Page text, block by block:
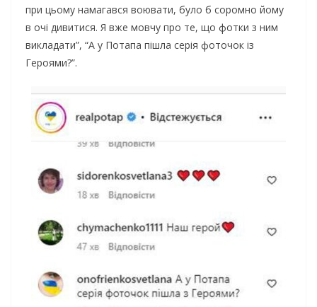
при цьому намагався воювати, було б соромно йому
в очі дивитися. Я вже мовчу про те, що фотки з ним
викладати”, “А у Потапа пішла серія фоточок із
Героями?”.